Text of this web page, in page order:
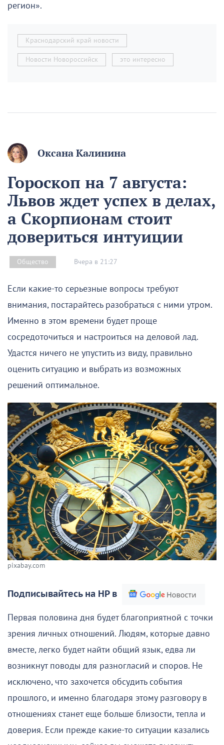
регион».
Краснодарский край новости
Новости Новороссийск это интересно
Оксана Калинина
Гороскоп на 7 августа:
Львов ждет успех в делах,
а Скорпионам стоит
довериться интуиции
Общество Вчера в 21:27
Если какие-то серьезные вопросы требуют
внимания, постарайтесь разобраться с ними утром.
Именно в этом времени будет проще
сосредоточиться и настроиться на деловой лад.
Удастся ничего не упустить из виду, правильно
оценить ситуацию и выбрать из возможных
решений оптимальное.
pixabay.com
Подписывайтесь на НР в
Первая половина дня будет благоприятной с точки
зрения личных отношений. Людям, которые давно
вместе, легко будет найти общий язык, едва ли
возникнут поводы для разногласий и споров. Не
исключено, что захочется обсудить события
прошлого, и именно благодаря этому разговору в
отношениях станет еще больше близости, тепла и
доверия. Если прежде какие-то ситуации казались